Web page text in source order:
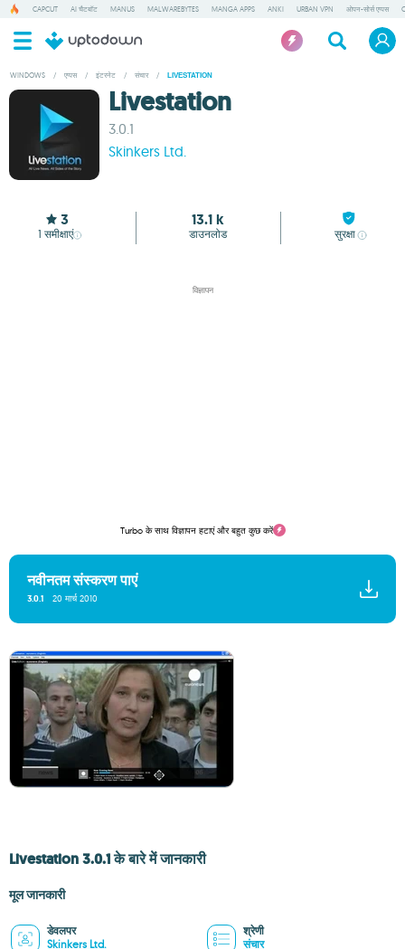
CAPCUT AI चैटबॉट MANUS MALWAREBYTES MANGA APPS ANKI URBAN VPN ओपन-सोर्स एप्पस
WINDOWS / एप्पस / इंटरनेट / संचार / LIVESTATION
Livestation
3.0.1
Skinkers Ltd.
3
1 समीक्षाएं
13.1 k
डाउनलोड सुरक्षा
विज्ञापन
Turbo के साथ विज्ञापन हटाएं और बहुत कुछ करें
नवीनतम संस्करण पाएं
3.0.1 20 मार्च 2010
Livestation 3.0.1 के बारे में जानकारी
मूल जानकारी
डेवलपर
Skinkers Ltd.
श्रेणी
संचार